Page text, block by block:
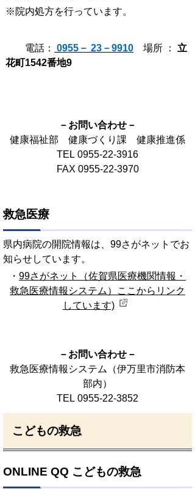
※院内処方を行っています。
電話： 0955－ 23－9910 場所 ： 立
花町1542番地9
－お問い合わせ－
健康福祉部 健康づくり課 健康推進係
TEL 0955-22-3916
FAX 0955-22‐3970
救急医療
県内病院の開院情報は、99さがネットでお
知らせしています。
・ 99さがネット（佐賀県医療機関情報・
救急医療情報システム）ここからリンク
しています)
－お問い合わせ－
救急医療情報システム（伊万里市消防本
部内）
TEL 0955-22-3852
こどもの救急
ONLINE QQ こどもの救急